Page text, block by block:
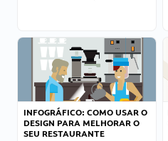
INFOGRÁFICO: COMO USAR O
DESIGN PARA MELHORAR O
SEU RESTAURANTE